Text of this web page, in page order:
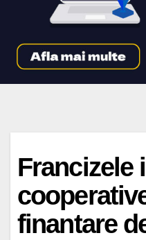
Francizele
finantare